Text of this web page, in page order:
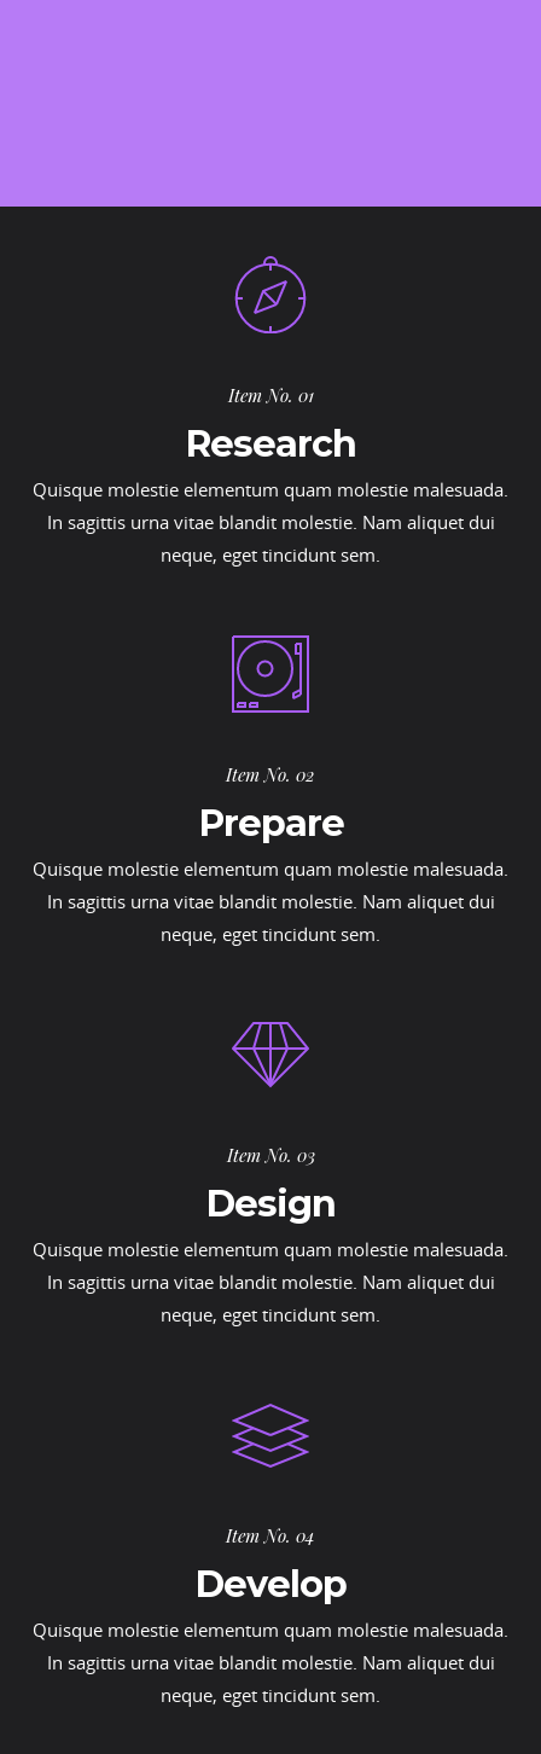
Item No. 01
Research
Quisque molestie elementum quam molestie malesuada.
In sagittis urna vitae blandit molestie. Nam aliquet dui
neque, eget tincidunt sem.
Item No. 02
Prepare
Quisque molestie elementum quam molestie malesuada.
In sagittis urna vitae blandit molestie. Nam aliquet dui
neque, eget tincidunt sem.
Item No. 03
Design
Quisque molestie elementum quam molestie malesuada.
In sagittis urna vitae blandit molestie. Nam aliquet dui
neque, eget tincidunt sem.
Item No. 04
Develop
Quisque molestie elementum quam molestie malesuada.
In sagittis urna vitae blandit molestie. Nam aliquet dui
neque, eget tincidunt sem.